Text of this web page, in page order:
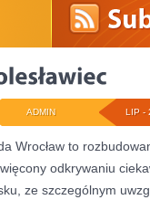
LIP -
ADMIN
Wrocław to
odkrywaniu
ze szczególnym